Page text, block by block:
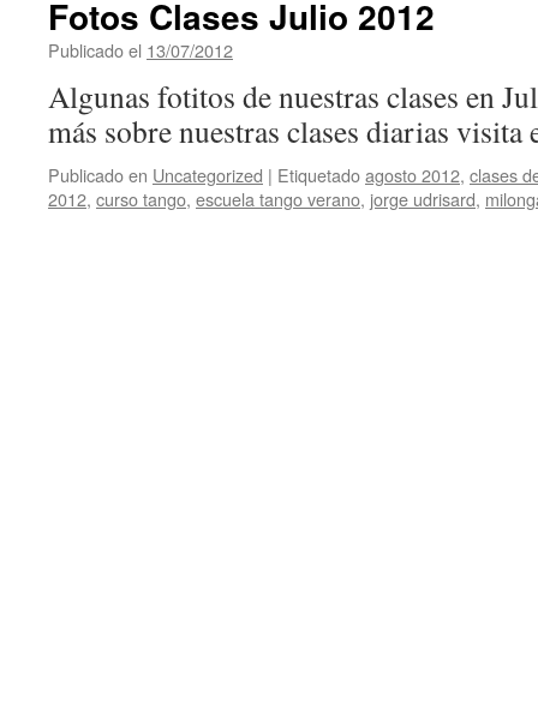
Fotos Clases Julio 2012
Publicado el 13/07/2012
Algunas fotitos de nuestras clases en
más sobre nuestras clases diarias visita
Publicado en Uncategorized | Etiquetadoagosto 2012, clases
2012, curso tango, escuela tango verano, jorge udrisard,